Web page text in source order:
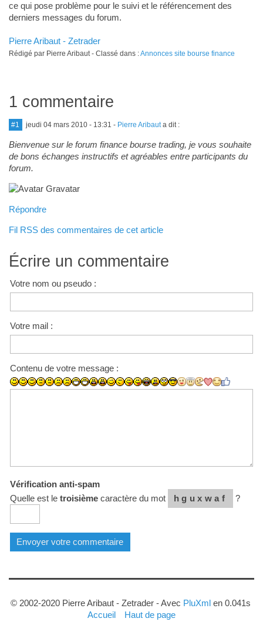
ce qui pose problème pour le suivi et le référencement des
derniers messages du forum.
Pierre Aribaut - Zetrader
Rédigé par Pierre Aribaut - Classé dans :Annonces site bourse finance
1 commentaire
#1 jeudi 04 mars 2010 - 13:31 - Pierre Aribauta dit :
Bienvenue sur le forum finance bourse trading, je vous souhaite
de bons échanges instructifs et agréables entre participants du
forum.
Répondre
Fil RSS des commentaires de cet article
Écrire un commentaire
Votre nom ou pseudo :
Votre mail :
Contenu de votre message :
Vérification anti-spam
Quelle est le troisièmecaractère du mot hguxwaf ?
© 2002-2020 Pierre Aribaut - Zetrader - Avec PluXmlen 0.041s
Accueil
Haut de page